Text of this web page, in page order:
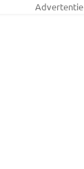
Advertentie